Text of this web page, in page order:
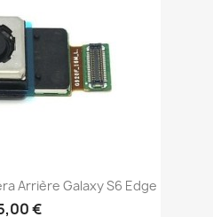
Arrière Galaxy S6 Edge
€